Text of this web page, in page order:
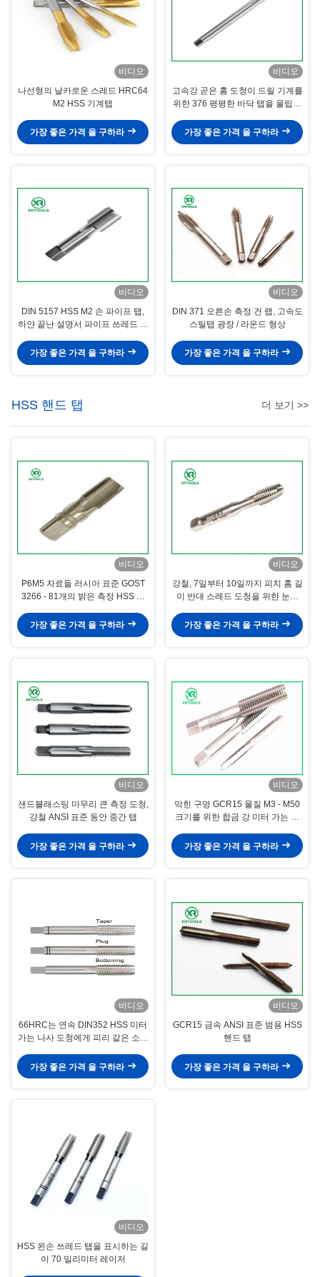
비디오
나선형의 날카로운 스레드 HRC64
M2 HSS 기계탭
가장 좋은 가격 을 구하라
비디오
고속강 곧은 홈 도청이 드릴 기계를
위한 376 평평한 바닥 탭을 울립니
가장 좋은 가격 을 구하라
비디오
DIN 5157 HSS M2 손 파이프 탭,
하얀 끝난 설명서 파이프 쓰레드 탭
가장 좋은 가격 을 구하라
비디오
DIN 371 오른손 측정 건 랩, 고속도
스틸탭 광장 / 라운드 형상
가장 좋은 가격 을 구하라
HSS 핸드 탭 더 보기 >>
비디오
P6M5 자료들 러시아 표준 GOST
3266 - 81개의 밝은 측정 HSS 핸
가장 좋은 가격 을 구하라
비디오
강철, 7일부터 10일까지 피치 홈 길
이 반대 스레드 도청을 위한 눈이
가장 좋은 가격 을 구하라
비디오
샌드블래스팅 마무리 큰 측정 도청,
강철 ANSI 표준 동안 중간 탭
가장 좋은 가격 을 구하라
비디오
막힌 구멍 GCR15 물질 M3 - M50
크기를 위한 합금 강 미터 가는 나
가장 좋은 가격 을 구하라
비디오
66HRC는 연속 DIN352 HSS 미터
가는 나사 도청에게 피리 같은 소리
가장 좋은 가격 을 구하라
비디오
GCR15 금속 ANSI 표준 범용 HSS
핸드 탭
가장 좋은 가격 을 구하라
비디오
HSS 왼손 쓰레드 탭을 표시하는 길
이 70 밀리미터 레이저